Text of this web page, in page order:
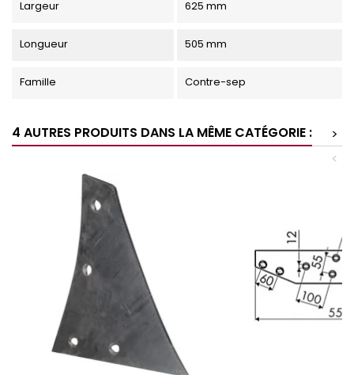
Largeur 625 mm
Longueur 505 mm
Famille Contre-sep
4 AUTRES PRODUITS DANS LA MÊME CATÉGORIE :
>
<